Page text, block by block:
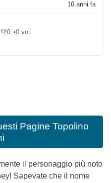
10 anni fa
👎0
Non mi piace
•0 voti
Pagine Topolino
il personaggio più noto
Sapevate che il nome